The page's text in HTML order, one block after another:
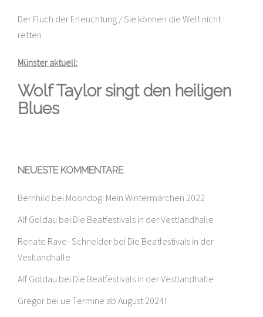
Der Fluch der Erleuchtung / Sie können die Welt nicht
retten
Münster aktuell:
Wolf Taylor singt den heiligen
Blues
NEUESTE KOMMENTARE
Bernhild bei Moondog: Mein Wintermärchen 2022
Alf Goldau bei Die Beatfestivals in der Vestlandhalle
Renate Rave- Schneider bei Die Beatfestivals in der
Vestlandhalle
Alf Goldau bei Die Beatfestivals in der Vestlandhalle
Gregor bei ue Termine ab August 2024!